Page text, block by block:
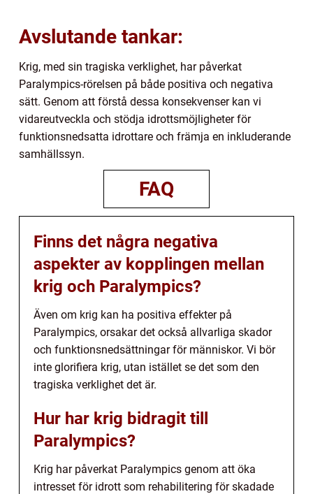
Avslutande tankar:
Krig, med sin tragiska verklighet, har påverkat
Paralympics-rörelsen på både positiva och negativa
sätt. Genom att förstå dessa konsekvenser kan vi
vidareutveckla och stödja idrottsmöjligheter för
funktionsnedsatta idrottare och främja en inkluderande
samhällssyn.
FAQ
Finns det några negativa
aspekter av kopplingen mellan
krig och Paralympics?
Även om krig kan ha positiva effekter på
Paralympics, orsakar det också allvarliga skador
och funktionsnedsättningar för människor. Vi bör
inte glorifiera krig, utan istället se det som den
tragiska verklighet det är.
Hur har krig bidragit till
Paralympics?
Krig har påverkat Paralympics genom att öka
intresset för idrott som rehabilitering för skadade